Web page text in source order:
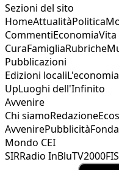
Sezioni del sito
HomeAttualitàPolitica
CommentiEconomiaVita
CuraFamigliaRubriche
Pubblicazioni
Edizioni locali
UpLuoghi dell'Infinito
Avvenire
Chi siamoRedazione
AvvenirePubblicità
Mondo CEI
SIRRadio InBluTV2000